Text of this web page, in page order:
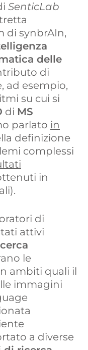
SenticLab
di synbrAIn,
delle
di
ad esempio,
su cui si
di MS
parlato in
definizione
complessi
in
di
attivi
le
ambiti quali il
immagini
a diverse